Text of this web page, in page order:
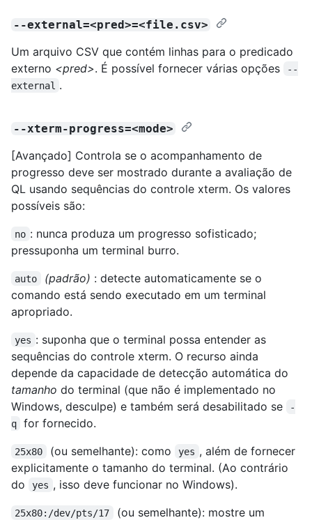
--external=<pred>=<file.csv>
Um arquivo CSV que contém linhas para o predicado
externo <pred>. É possível fornecer várias opções
--
external .
--xterm-progress=<mode>
[Avançado] Controla se o acompanhamento de
progresso deve ser mostrado durante a avaliação de
QL usando sequências do controle xterm. Os valores
possíveis são:
no : nunca produza um progresso sofisticado;
pressuponha um terminal burro.
auto (padrão) : detecte automaticamente se o
comando está sendo executado em um terminal
apropriado.
yes : suponha que o terminal possa entender as
sequências do controle xterm. O recurso ainda
depende da capacidade de detecção automática do
tamanho do terminal (que não é implementado no
Windows, desculpe) e também será desabilitado se
-
q
for fornecido.
25x80 (ou semelhante): como yes , além de fornecer
explicitamente o tamanho do terminal. (Ao contrário
do
yes , isso deve funcionar no Windows).
25x80:/dev/pts/17
(ou semelhante): mostre um